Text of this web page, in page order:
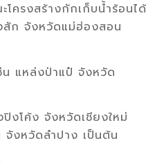
รงสร้างกักเก็บนํ้าร้อนได้
สัก จังหวัดแม่ฮ่องสอน
แหล่งป่าแป๋ จังหวัด
งโค้ง จังหวัดเชียงใหม่
งหวัดลำปาง เป็นต้น